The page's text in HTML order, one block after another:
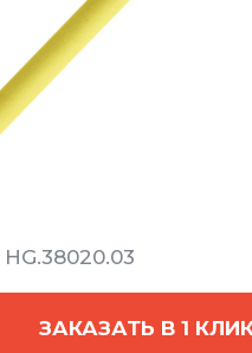
HG.38020.03
ЗАКАЗАТЬ В 1